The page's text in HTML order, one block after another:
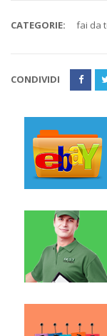
CATEGORIE: fai da
CONDIVIDI